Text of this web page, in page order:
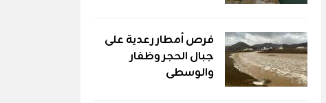
فرص أمطار رعدية على
جبال الحجر وظفار
والوسطى